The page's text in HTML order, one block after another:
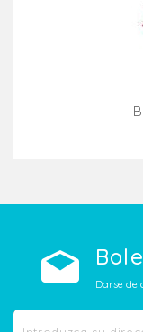
Darse de